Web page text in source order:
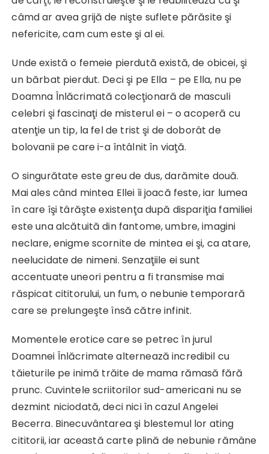
câmd ar avea grijă de nişte suflete părăsite şi
nefericite, cam cum este şi al ei.
Unde există o femeie pierdută există, de obicei, şi
un bărbat pierdut. Deci şi pe Ella – pe Ella, nu pe
Doamna Înlăcrimată colecţionară de masculi
celebri şi fascinaţi de misterul ei – o acoperă cu
atenţie un tip, la fel de trist şi de doborât de
bolovanii pe care i-a întâlnit în viaţă.
O singurătate este greu de dus, darămite două.
Mai ales când mintea Ellei îi joacă feste, iar lumea
în care îşi târăşte existenţa după dispariţia familiei
este una alcătuită din fantome, umbre, imagini
neclare, enigme scornite de mintea ei şi, ca atare,
neelucidate de nimeni. Senzaţiile ei sunt
accentuate uneori pentru a fi transmise mai
răspicat cititorului, un fum, o nebunie temporară
care se prelungeşte însă către infinit.
Momentele erotice care se petrec în jurul
Doamnei Înlăcrimate alternează incredibil cu
tăieturile pe inimă trăite de mama rămasă fără
prunc. Cuvintele scriitorilor sud-americani nu se
dezmint niciodată, deci nici în cazul Angelei
Becerra. Binecuvântarea şi blestemul lor ating
cititorii, iar această carte plină de nebunie rămâne